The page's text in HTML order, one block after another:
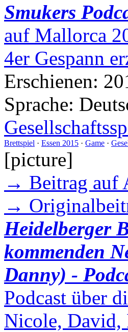
Smukers
auf Mallorca
4er Gespann
Erschienen:
Sprache:
Brettspiel · Essen 2015 · Game ·
[picture]
→ Beitrag auf
→
Heidelberger
kommenden
Danny) -
Podcast über
Nicole, David,